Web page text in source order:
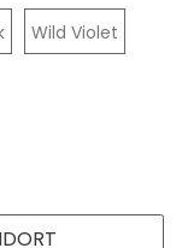
Wild Violet